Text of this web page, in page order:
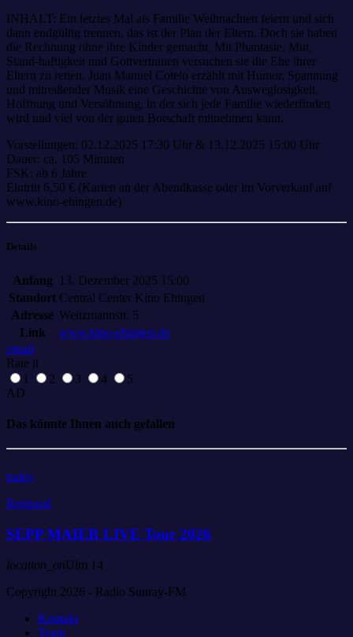
INHALT: Ein letztes Mal als Familie Weihnachten feiern und sich
dann endgültig trennen, das ist der Plan der Eltern. Doch sie haben
die Rechnung ohne ihre Kinder gemacht. Mit Phantasie, Mut,
Stand-haftigkeit und Gottvertrauen versuchen sie die Ehe ihrer
Eltern zu retten. Juan Manuel Cotelo erzählt mit Humor, Spannung
und mitreißender Musik eine Geschichte von Ausweglosigkeit,
Hoffnung und Versöhnung, in der sich jede Familie wiederfinden
wird und viel von der guten Botschaft mitnehmen kann.
Vorstellungen: 02.12.2025 17:30 Uhr & 13.12.2025 15:00 Uhr
Dauer: ca. 105 Minuten
FSK: ab 6 Jahre
Eintritt 6,50 € (Karten an der Abendkasse oder im Vorverkauf auf
www.kino-ehingen.de)
Details
Anfang
13. Dezember 2025 15:00
Standort Central Center Kino Ehingen
Adresse Weitzmannstr. 5
Link
www.kino-ehingen.de
email
Rate it
1
2 3 4
5
AD
Das könnte Ihnen auch gefallen
today
Regional
SEPP MAIER LIVE Tour 2026
location_onUlm 14
Copyright 2026 - Radio Sunray-FM
Kontakt
Team